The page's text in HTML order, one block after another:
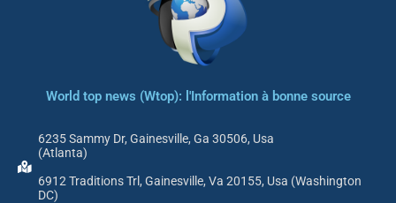
World top news (Wtop): l'Information à bonne source
6235 Sammy Dr, Gainesville, Ga 30506, Usa
(Atlanta)
6912 Traditions Trl, Gainesville, Va 20155, Usa (Washington
DC)